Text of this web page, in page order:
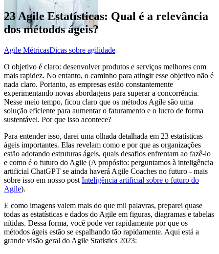
23 Agile Estatísticas: Qual é a relevância
dos métodos ágeis?
Agile MétricasDicas sobre agilidade
O objetivo é claro: desenvolver produtos e serviços melhores com
mais rapidez. No entanto, o caminho para atingir esse objetivo não é
nada claro. Portanto, as empresas estão constantemente
experimentando novas abordagens para superar a concorrência.
Nesse meio tempo, ficou claro que os métodos Agile são uma
solução eficiente para aumentar o faturamento e o lucro de forma
sustentável. Por que isso acontece?
Para entender isso, darei uma olhada detalhada em 23 estatísticas
ágeis importantes. Elas revelam como e por que as organizações
estão adotando estruturas ágeis, quais desafios enfrentam ao fazê-lo
e como é o futuro do Agile (A propósito: perguntamos à inteligência
artificial ChatGPT se ainda haverá Agile Coaches no futuro - mais
sobre isso em nosso post Inteligência artificial sobre o futuro do
Agile).
E como imagens valem mais do que mil palavras, preparei quase
todas as estatísticas e dados do Agile em figuras, diagramas e tabelas
nítidas. Dessa forma, você pode ver rapidamente por que os
métodos ágeis estão se espalhando tão rapidamente. Aqui está a
grande visão geral do Agile Statistics 2023: